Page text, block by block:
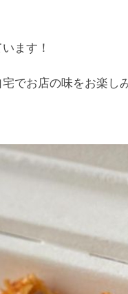
ます！
でお店の味をお楽し